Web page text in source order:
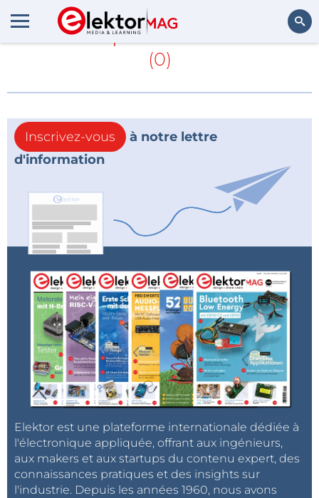
En savoir plus sur MicroLED
(0)
Inscrivez-vous
à notre lettre
d'information
Elektor est une plateforme internationale dédiée à
l'électronique appliquée, offrant aux ingénieurs,
aux makers et aux startups du contenu expert, des
connaissances pratiques et des insights sur
l'industrie. Depuis les années 1960, nous avons